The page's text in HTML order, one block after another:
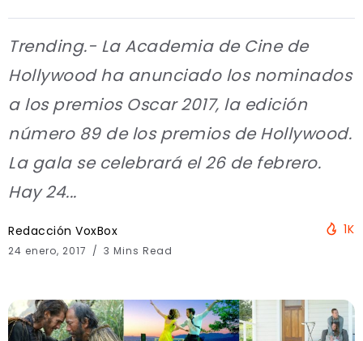
Trending.- La Academia de Cine de
Hollywood ha anunciado los nominados
a los premios Oscar 2017, la edición
número 89 de los premios de Hollywood.
La gala se celebrará el 26 de febrero.
Hay 24...
Redacción VoxBox
24 enero, 2017 3 Mins Read
1K